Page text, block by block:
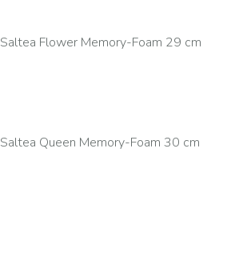
Saltea Flower Memory-Foam 29 cm
Saltea Queen Memory-Foam 30 cm